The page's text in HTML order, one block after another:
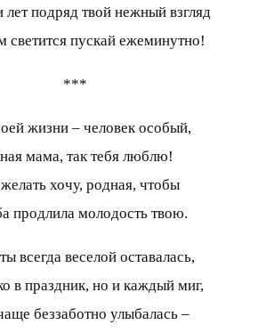
лет подряд твой нежный взгляд
светится пускай ежеминутно!
***
жизни – человек особый,
мама, так тебя люблю!
хочу, родная, чтобы
продлила молодость твою.
всегда веселой оставалась,
в праздник, но и каждый миг,
беззаботно улыбалась –